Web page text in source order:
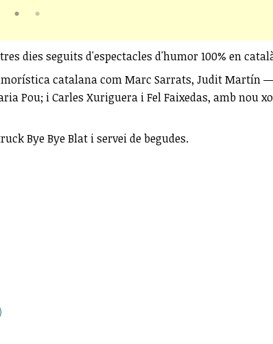
dies seguits d'espectacles d'humor 100% en
catalana com Marc Sarrats, Judit Martín
Pou; i Carles Xuriguera i Fel Faixedas, amb nou
Bye Bye Blat i servei de begudes.